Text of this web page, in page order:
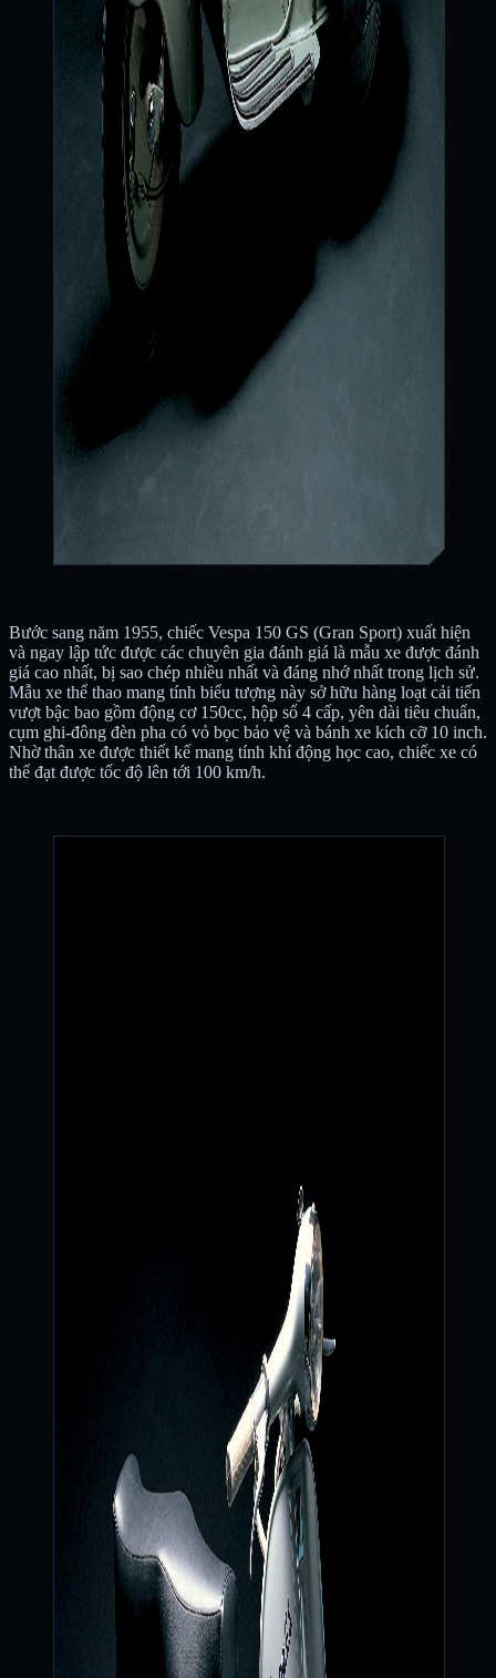
Bước sang năm 1955, chiếc Vespa 150 GS (Gran Sport) xuất hiện
và ngay lập tức được các chuyên gia đánh giá là mẫu xe được đánh
giá cao nhất, bị sao chép nhiều nhất và đáng nhớ nhất trong lịch sử.
Mẫu xe thể thao mang tính biểu tượng này sở hữu hàng loạt cải tiến
vượt bậc bao gồm động cơ 150cc, hộp số 4 cấp, yên dài tiêu chuẩn,
cụm ghi-đông đèn pha có vỏ bọc bảo vệ và bánh xe kích cỡ 10 inch.
Nhờ thân xe được thiết kế mang tính khí động học cao, chiếc xe có
thể đạt được tốc độ lên tới 100 km/h.